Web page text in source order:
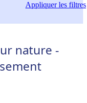
Appliquerles filtres
nature -